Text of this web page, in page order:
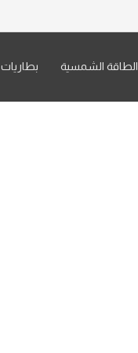
الطاقة الشمسية بطاريات